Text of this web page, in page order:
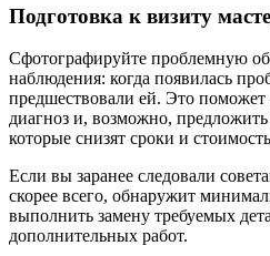
Подготовка к визиту
Сфотографируйте проблемную
наблюдения: когда появилась
предшествовали ей. Это поможет
диагноз и, возможно,
которые снизят сроки и
Если вы заранее следовали
скорее всего, обнаружит
выполнить замену требуемых
дополнительных работ.